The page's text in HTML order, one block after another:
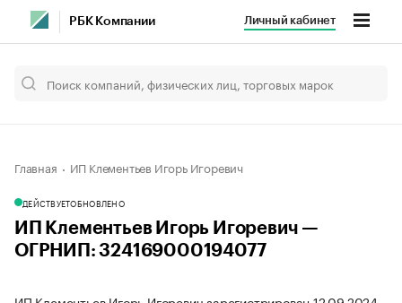
РБК Компании Личный кабинет
Главная ИП Клементьев Игорь Игоревич
ДЕЙСТВУЕТОБНОВЛЕНО
ИП Клементьев Игорь Игоревич —
ОГРНИП: 324169000194077